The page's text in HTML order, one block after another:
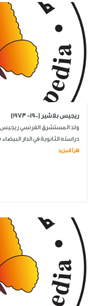
ريجيس بلاشير (1900- 1973)
ولد المستشرق الفرنسي
دراسته الثانوية في الدار
اقرأ المزيد